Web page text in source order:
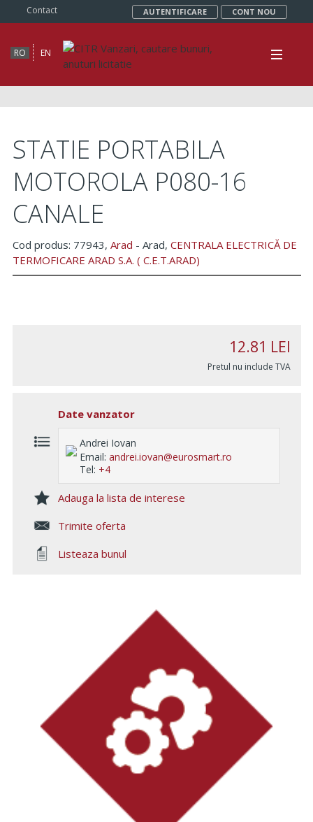
Contact AUTENTIFICARE CONT NOU
RO EN
STATIE PORTABILA
MOTOROLA P080-16
CANALE
Cod produs: 77943, Arad - Arad, CENTRALA ELECTRICĂ DE
TERMOFICARE ARAD S.A. ( C.E.T.ARAD)
12.81 LEI
Pretul nu include TVA
Date vanzator
Andrei Iovan
Email: andrei.iovan@eurosmart.ro
Tel: +4
Adauga la lista de interese
Trimite oferta
Listeaza bunul